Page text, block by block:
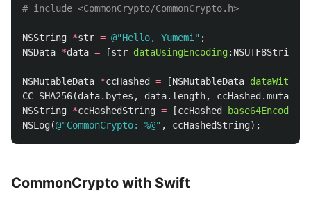
NSString *str = @"Hello, Yumemi" ;
NSData *data = [str dataUsingEncoding:
NSMutableData *ccHashed = [NSMutableData
CC_SHA256(data. bytes , data. length, ccHashed .
NSString *ccHashedString = [ccHashed
NSLog(@"CommonCrypto: %@" , ccHashedString);
CommonCrypto with Swift